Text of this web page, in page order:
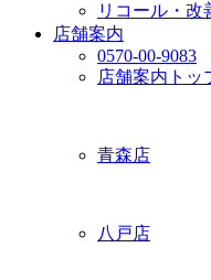
リコール・改
店舗案内
0570-00-9083
店舗案内トッ
青森店
八戸店